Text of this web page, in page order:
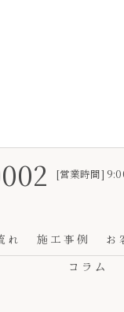
[営業時間]
れ 施工事例
お
コラム